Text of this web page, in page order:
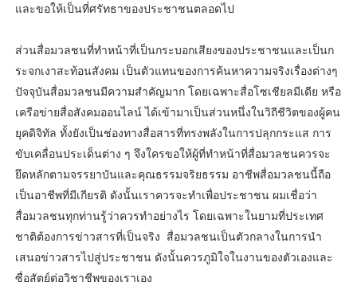
และขอให้เป็นที่ศรัทธาของประชาชนตลอดไป
ส่วนสื่อมวลชนที่ทำหน้าที่เป็นกระบอกเสียงของประชาชนและเป็นก
ระจกเงาสะท้อนสังคม เป็นตัวแทนของการค้นหาความจริงเรื่องต่างๆ
ปัจจุบันสื่อมวลชนมีความสำคัญมาก โดยเฉพาะสื่อโซเชียลมีเดีย หรือ
เครือข่ายสื่อสังคมออนไลน์ ได้เข้ามาเป็นส่วนหนึ่งในวิถีชีวิตของผู้คน
ยุคดิจิทัล ทั้งยังเป็นช่องทางสื่อสารที่ทรงพลังในการปลุกกระแส การ
ขับเคลื่อนประเด็นต่าง ๆ จึงใครขอให้ผู้ที่ทำหน้าที่สื่อมวลชนควรจะ
ยึดหลักตามจรรยาบันและคุณธรรมจริยธรรม อาชีพสื่อมวลชนนี้ถือ
เป็นอาชีพที่มีเกียรติ ดังนั้นเราควรจะทำเพื่อประชาชน ผมเชื่อว่า
สื่อมวลชนทุกท่านรู้ว่าควรทำอย่างไร โดยเฉพาะในยามที่ประเทศ
ชาติต้องการข่าวสารที่เป็นจริง สื่อมวลชนเป็นตัวกลางในการนำ
เสนอข่าวสารไปสู่ประชาชน ดังนั้นควรภูมิใจในงานของตัวเองและ
ซื่อสัตย์ต่อวิชาชีพของเราเอง